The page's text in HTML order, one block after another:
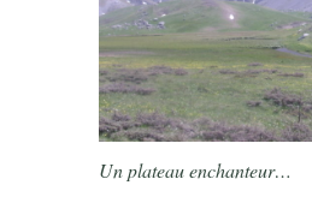
Un plateau enchanteur…